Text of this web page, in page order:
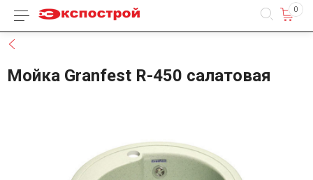
Каталог товаров 0
Мойка Granfest R-450 салатовая